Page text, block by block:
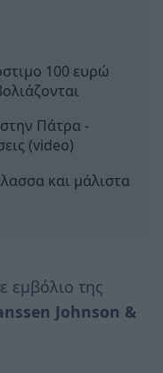
100 ευρώ
Πάτρα -
(video)
και μάλιστα
εμβόλιο της
Johnson &